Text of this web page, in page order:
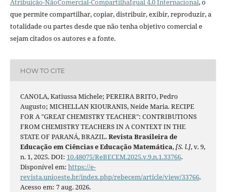
Atribuição-NãoComercial-CompartilhaIgual 4.0 Internacional, o
que permite compartilhar, copiar, distribuir, exibir, reproduzir, a
totalidade ou partes desde que não tenha objetivo comercial e
sejam citados os autores e a fonte.
HOW TO CITE
CANOLA, Katiussa Michele; PEREIRA BRITO, Pedro
Augusto; MICHELLAN KIOURANIS, Neide Maria. RECIPE
FOR A "GREAT CHEMISTRY TEACHER": CONTRIBUTIONS
FROM CHEMISTRY TEACHERS IN A CONTEXT IN THE
STATE OF PARANÁ, BRAZIL.Revista Brasileira de
Educação em Ciências e Educação Matemática,[S. l.], v. 9,
n. 1, 2025. DOI: 10.48075/ReBECEM.2025.v.9.n.1.33766.
Disponível em: https://e-
revista.unioeste.br/index.php/rebecem/article/view/33766.
Acesso em: 7 aug. 2026.